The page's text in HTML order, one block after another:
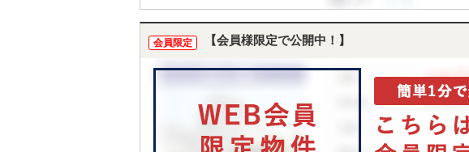
会員限定 【会員様限定で公開中！】